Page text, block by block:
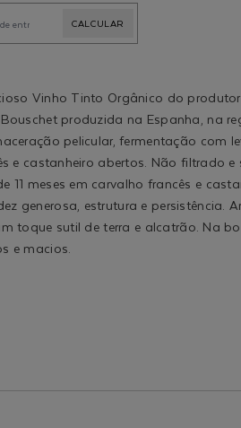
Vinho Tinto Orgânico do
produzida na Espanha, na
pelicular, fermentação com
e castanheiro abertos. Não filtrado
11 meses em carvalho francês e
generosa, estrutura e persistência.
toque sutil de terra e alcatrão. Na
e macios.